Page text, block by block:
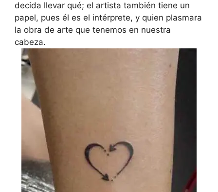
decida llevar qué; el artista también tiene un
papel, pues él es el intérprete, y quien plasmara
la obra de arte que tenemos en nuestra
cabeza.